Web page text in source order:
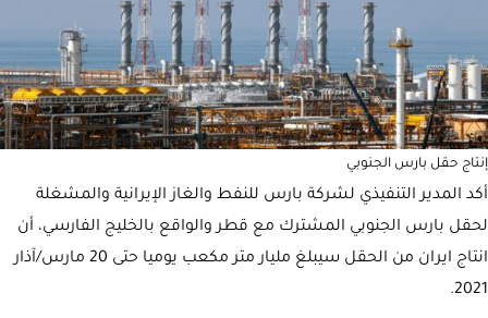
إنتاج حقل بارس الجنوبي
أكد المدير التنفيذي لشركة بارس للنفط والغاز الإيرانية والمشغلة
لحقل بارس الجنوبي المشترك مع قطر والواقع بالخليج الفارسي، أن
انتاج ايران من الحقل سيبلغ مليار متر مكعب يوميا حتى 20 مارس/آذار
2021.